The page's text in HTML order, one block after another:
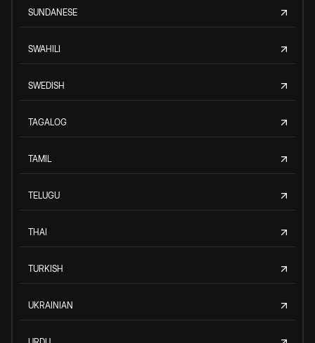
SUNDANESE
SWAHILI
SWEDISH
TAGALOG
TAMIL
TELUGU
THAI
TURKISH
UKRAINIAN